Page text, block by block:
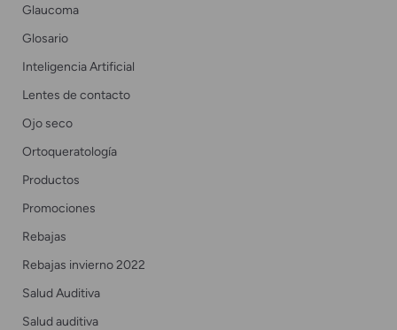
Glaucoma
Glosario
Inteligencia Artificial
Lentes de contacto
Ojo seco
Ortoqueratología
Productos
Promociones
Rebajas
Rebajas invierno 2022
Salud Auditiva
Salud auditiva